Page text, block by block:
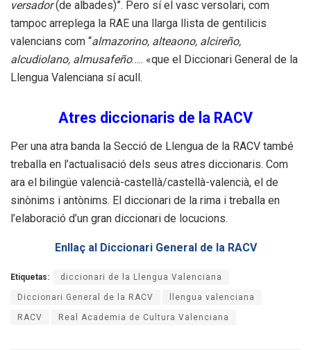
versador (de albades)”. Pero sí el vasc versolari, com
tampoc arreplega la RAE una llarga llista de gentilicis
valencians com “almazorino, alteaono, alcireño,
alcudiolano, almusafeño….. «que el Diccionari General de la
Llengua Valenciana sí acull.
Atres diccionaris de la RACV
Per una atra banda la Secció de Llengua de la RACV també
treballa en l’actualisació dels seus atres diccionaris. Com
ara el bilingüe valencià-castellà/castellà-valencià, el de
sinònims i antònims. El diccionari de la rima i treballa en
l’elaboració d’un gran diccionari de locucions.
Enllaç al Diccionari General de la RACV
Etiquetas: diccionari de la Llengua Valenciana
Diccionari General de la RACV llengua valenciana
RACV Real Academia de Cultura Valenciana